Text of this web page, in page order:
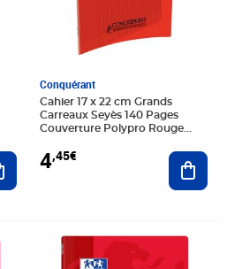
Ajouter au panier
Conquérant
Cahier 17 x 22 cm Grands
Carreaux Seyès 140 Pages
Couverture Polypro Rouge
4,45€
Prix 9,40€